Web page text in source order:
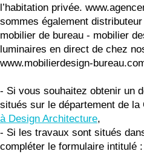
l’habitation privée.
sommes également
mobilier de bureau - mobilier
luminaires en direct de chez
www.mobilierdesign-
- Si vous souhaitez obtenir un
situés sur le département de la
à Design Architecture,
- Si les travaux sont situés
compléter le formulaire intitulé